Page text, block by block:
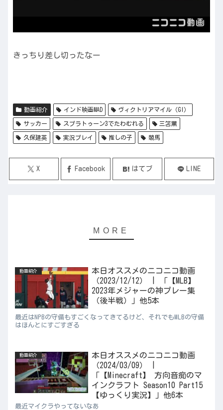
きっちり差し切ったなー
動画紹介 インド映画MAD ヴィクトリアマイル（GI）
サッカー スプラトゥーン3でたわむれる 三笘薫
久保建英 実況プレイ 推しの子 競馬
X Facebook はてブ LINE
動画紹介
本日オススメのニコニコ動画
（2023/12/12） | 「【MLB】
2023年メジャーの神プレー集
（後半戦）」他5本
最近はNPBの守備もすごくなってきてるけど、それでもMLBの守備
はほんとにすごすぎる
動画紹介
本日オススメのニコニコ動画
（2024/03/09） |
「【Minecraft】 方向音痴のマ
インクラフト Season10 Part15
【ゆっくり実況】」他6本
最近マイクラやってないなあ